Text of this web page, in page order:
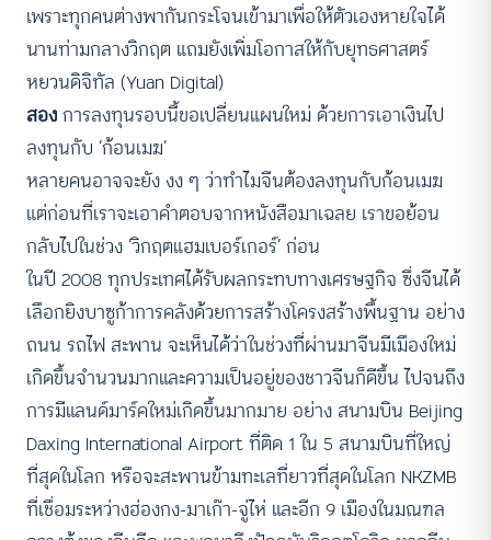
เพราะทุกคนต่างพากันกระโจนเข้ามาเพื่อให้ตัวเองหายใจได้
นานท่ามกลางวิกฤต แถมยังเพิ่มโอกาสให้กับยุทธศาสตร์
หยวนดิจิทัล (Yuan Digital)
สองการลงทุนรอบนี้ขอเปลี่ยนแผนใหม่ ด้วยการเอาเงินไป
ลงทุนกับ ‘ก้อนเมฆ’
หลายคนอาจจะยัง งง ๆ ว่าทำไมจีนต้องลงทุนกับก้อนเมฆ
แต่ก่อนที่เราจะเอาคำตอบจากหนังสือมาเฉลย เราขอย้อน
กลับไปในช่วง ‘วิกฤตแฮมเบอร์เกอร์’ ก่อน
ในปี 2008 ทุกประเทศได้รับผลกระทบทางเศรษฐกิจ ซึ่งจีนได้
เลือกยิงบาซูก้าการคลังด้วยการสร้างโครงสร้างพื้นฐาน อย่าง
ถนน รถไฟ สะพาน จะเห็นได้ว่าในช่วงที่ผ่านมาจีนมีเมืองใหม่
เกิดขึ้นจำนวนมากและความเป็นอยู่ของชาวจีนก็ดีขึ้น ไปจนถึง
การมีแลนด์มาร์คใหม่เกิดขึ้นมากมาย อย่าง สนามบิน Beijing
Daxing International Airport ที่ติด 1 ใน 5 สนามบินที่ใหญ่
ที่สุดในโลก หรือจะสะพานข้ามทะเลที่ยาวที่สุดในโลก NKZMB
ที่เชื่อมระหว่างฮ่องกง-มาเก๊า-จู่ไห่ และอีก 9 เมืองในมณฑล